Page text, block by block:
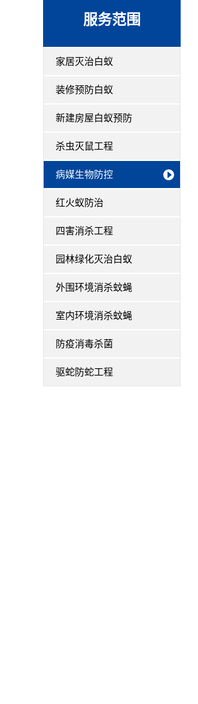
服务范围
家居灭治白蚁
装修预防白蚁
新建房屋白蚁预防
杀虫灭鼠工程
病媒生物防控
红火蚁防治
四害消杀工程
园林绿化灭治白蚁
外围环境消杀蚊蝇
室内环境消杀蚊蝇
防疫消毒杀菌
驱蛇防蛇工程